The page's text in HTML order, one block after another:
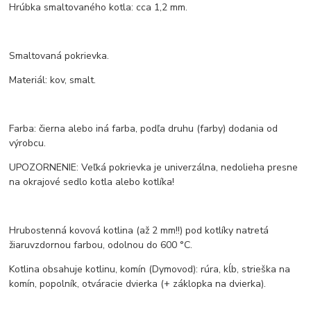
Hrúbka smaltovaného kotla: cca 1,2 mm.
Smaltovaná pokrievka.
Materiál: kov, smalt.
Farba: čierna alebo iná farba, podľa druhu (farby) dodania od
výrobcu.
UPOZORNENIE: Veľká pokrievka je univerzálna, nedolieha presne
na okrajové sedlo kotla alebo kotlíka!
Hrubostenná kovová kotlina (až 2 mm!!) pod kotlíky natretá
žiaruvzdornou farbou, odolnou do 600 °C.
Kotlina obsahuje kotlinu, komín (Dymovod): rúra, kĺb, strieška na
komín, popolník, otváracie dvierka (+ záklopka na dvierka).